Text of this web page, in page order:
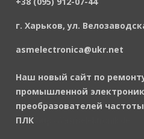
г. Харьков, ул.
asmelectronica@ukr.net
Наш новый сайт по
промышленной
преобразователей
ПЛК